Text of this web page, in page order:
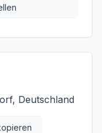
Deutschland